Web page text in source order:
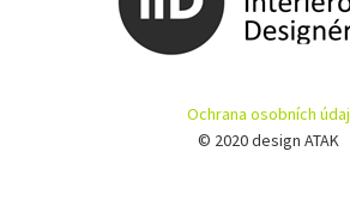
Ochrana osobních údaj
© 2020 design ATAK